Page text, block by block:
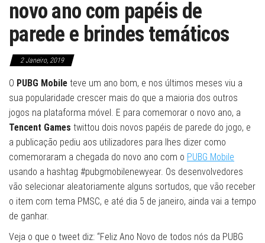
novo ano com papéis de
parede e brindes temáticos
2 Janeiro, 2019
O PUBG Mobile teve um ano bom, e nos últimos meses viu a
sua popularidade crescer mais do que a maioria dos outros
jogos na plataforma móvel. E para comemorar o novo ano, a
Tencent Games twittou dois novos papéis de parede do jogo, e
a publicação pediu aos utilizadores para lhes dizer como
comemoraram a chegada do novo ano com o PUBG Mobile
usando a hashtag #pubgmobilenewyear. Os desenvolvedores
vão selecionar aleatoriamente alguns sortudos, que vão receber
o item com tema PMSC, e até dia 5 de janeiro, ainda vai a tempo
de ganhar.
Veja o que o tweet diz: “Feliz Ano Novo de todos nós da PUBG